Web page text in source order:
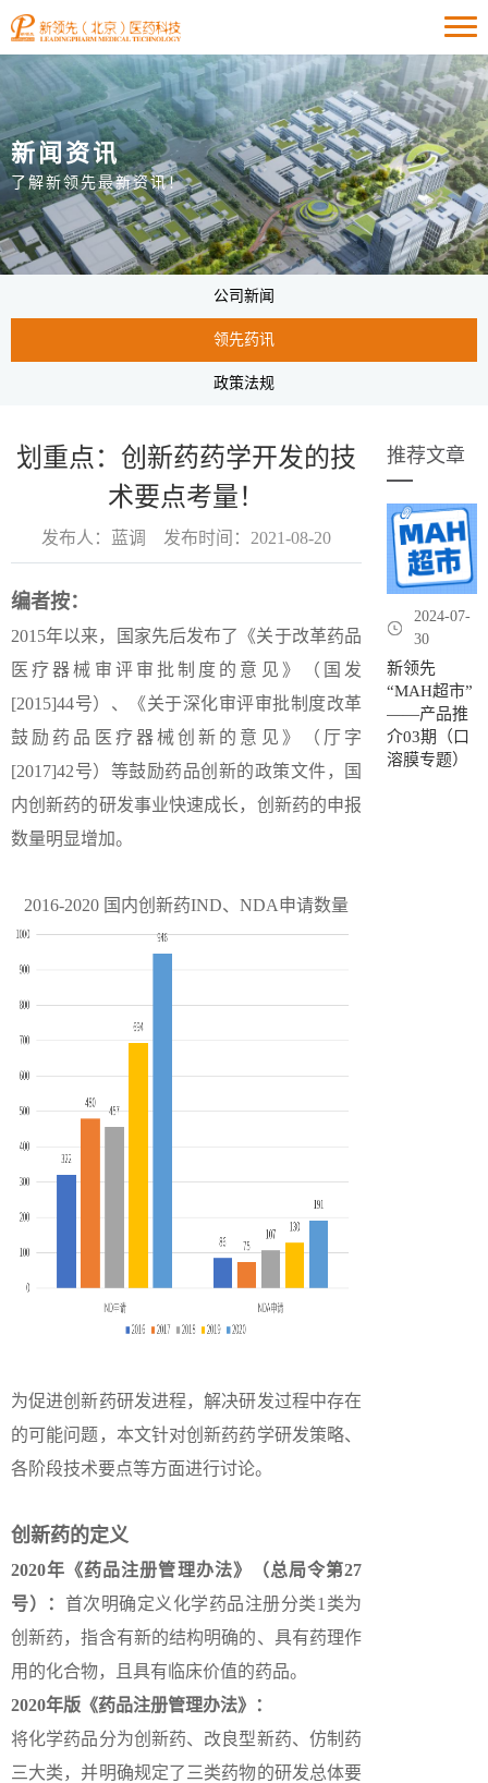
新闻资讯
了解新领先最新资讯！
公司新闻
领先药讯
政策法规
划重点：创新药药学开发的技
术要点考量！
发布人：蓝调 发布时间：2021-08-20
编者按：
2015年以来，国家先后发布了《关于改革药品
医疗器械审评审批制度的意见》（国发
[2015]44号）、《关于深化审评审批制度改革
鼓励药品医疗器械创新的意见》（厅字
[2017]42号）等鼓励药品创新的政策文件，国
内创新药的研发事业快速成长，创新药的申报
数量明显增加。
2016-2020 国内创新药IND、NDA申请数量
为促进创新药研发进程，解决研发过程中存在
的可能问题，本文针对创新药药学研发策略、
各阶段技术要点等方面进行讨论。
创新药的定义
2020年《药品注册管理办法》（总局令第27
号）： 首次明确定义化学药品注册分类1类为
创新药，指含有新的结构明确的、具有药理作
用的化合物，且具有临床价值的药品。
2020年版《药品注册管理办法》：
将化学药品分为创新药、改良型新药、仿制药
三大类，并明确规定了三类药物的研发总体要
推荐文章
2024-07-
30
新领先
“MAH超市”
——产品推
介03期（口
溶膜专题）